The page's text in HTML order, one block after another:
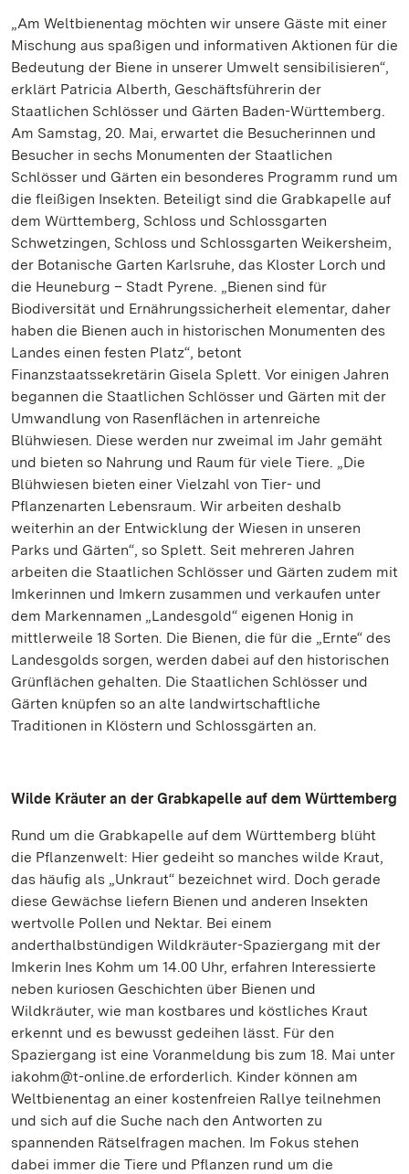
„Am Weltbienentag möchten wir unsere Gäste mit einer
Mischung aus spaßigen und informativen Aktionen für die
Bedeutung der Biene in unserer Umwelt sensibilisieren“,
erklärt Patricia Alberth, Geschäftsführerin der
Staatlichen Schlösser und Gärten Baden-Württemberg.
Am Samstag, 20. Mai, erwartet die Besucherinnen und
Besucher in sechs Monumenten der Staatlichen
Schlösser und Gärten ein besonderes Programm rund um
die fleißigen Insekten. Beteiligt sind die Grabkapelle auf
dem Württemberg, Schloss und Schlossgarten
Schwetzingen, Schloss und Schlossgarten Weikersheim,
der Botanische Garten Karlsruhe, das Kloster Lorch und
die Heuneburg – Stadt Pyrene. „Bienen sind für
Biodiversität und Ernährungssicherheit elementar, daher
haben die Bienen auch in historischen Monumenten des
Landes einen festen Platz“, betont
Finanzstaatssekretärin Gisela Splett. Vor einigen Jahren
begannen die Staatlichen Schlösser und Gärten mit der
Umwandlung von Rasenflächen in artenreiche
Blühwiesen. Diese werden nur zweimal im Jahr gemäht
und bieten so Nahrung und Raum für viele Tiere. „Die
Blühwiesen bieten einer Vielzahl von Tier- und
Pflanzenarten Lebensraum. Wir arbeiten deshalb
weiterhin an der Entwicklung der Wiesen in unseren
Parks und Gärten“, so Splett. Seit mehreren Jahren
arbeiten die Staatlichen Schlösser und Gärten zudem mit
Imkerinnen und Imkern zusammen und verkaufen unter
dem Markennamen „Landesgold“ eigenen Honig in
mittlerweile 18 Sorten. Die Bienen, die für die „Ernte“ des
Landesgolds sorgen, werden dabei auf den historischen
Grünflächen gehalten. Die Staatlichen Schlösser und
Gärten knüpfen so an alte landwirtschaftliche
Traditionen in Klöstern und Schlossgärten an.
Wilde Kräuter an der Grabkapelle auf dem Württemberg
Rund um die Grabkapelle auf dem Württemberg blüht
die Pflanzenwelt: Hier gedeiht so manches wilde Kraut,
das häufig als „Unkraut“ bezeichnet wird. Doch gerade
diese Gewächse liefern Bienen und anderen Insekten
wertvolle Pollen und Nektar. Bei einem
anderthalbstündigen Wildkräuter-Spaziergang mit der
Imkerin Ines Kohm um 14.00 Uhr, erfahren Interessierte
neben kuriosen Geschichten über Bienen und
Wildkräuter, wie man kostbares und köstliches Kraut
erkennt und es bewusst gedeihen lässt. Für den
Spaziergang ist eine Voranmeldung bis zum 18. Mai unter
iakohm@t-online.de erforderlich. Kinder können am
Weltbienentag an einer kostenfreien Rallye teilnehmen
und sich auf die Suche nach den Antworten zu
spannenden Rätselfragen machen. Im Fokus stehen
dabei immer die Tiere und Pflanzen rund um die